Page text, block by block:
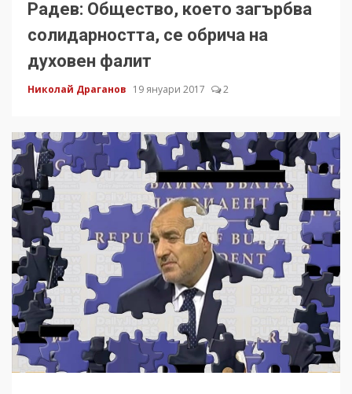
Радев: Общество, което загърбва
солидарността, се обрича на
духовен фалит
Николай Драганов 19 януари 2017 2